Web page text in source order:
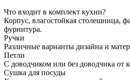
Что входит в комплект кухни?
Корпус, влагостойкая столешница,
фурнитура.
Ручки
Различные варианты дизайна и
Петли
С доводчиком или без доводчика от
Сушка для посуды